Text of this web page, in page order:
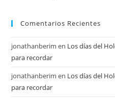
Comentarios Recientes
jonathanberim en Los días del
para recordar
jonathanberim en Los días del
para recordar